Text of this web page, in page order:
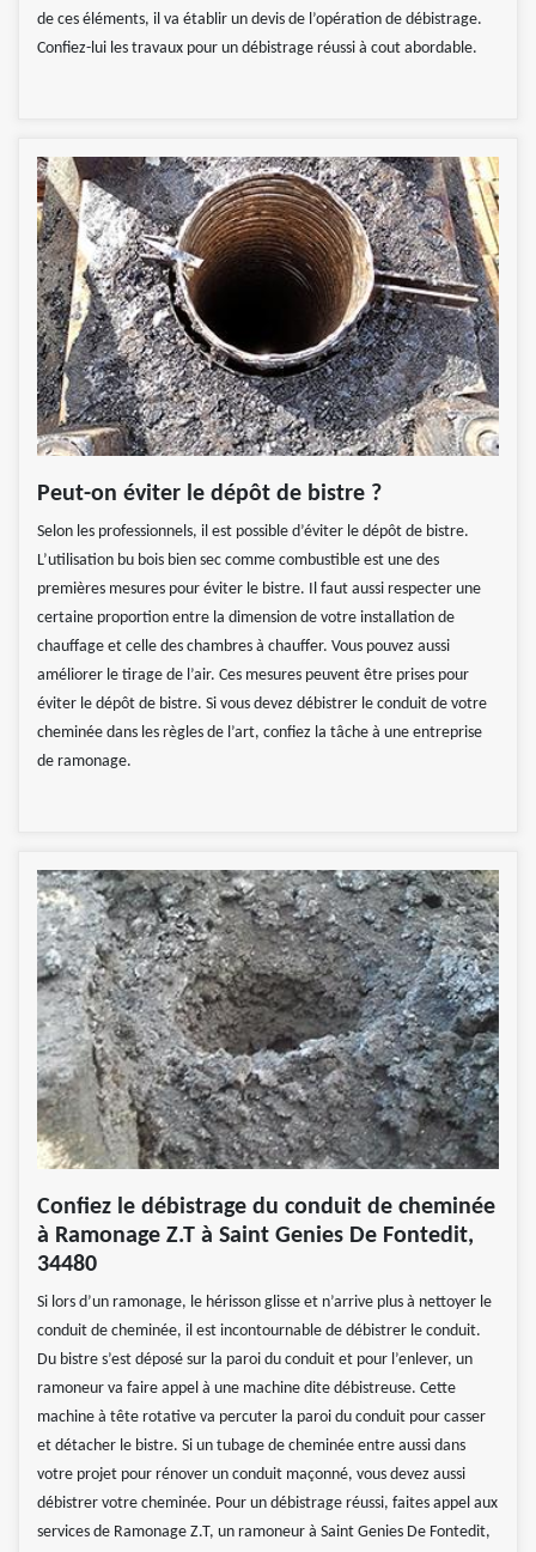
de ces éléments, il va établir un devis de l’opération de débistrage.
Confiez-lui les travaux pour un débistrage réussi à cout abordable.
Peut-on éviter le dépôt de bistre ?
Selon les professionnels, il est possible d’éviter le dépôt de bistre.
L’utilisation bu bois bien sec comme combustible est une des
premières mesures pour éviter le bistre. Il faut aussi respecter une
certaine proportion entre la dimension de votre installation de
chauffage et celle des chambres à chauffer. Vous pouvez aussi
améliorer le tirage de l’air. Ces mesures peuvent être prises pour
éviter le dépôt de bistre. Si vous devez débistrer le conduit de votre
cheminée dans les règles de l’art, confiez la tâche à une entreprise
de ramonage.
Confiez le débistrage du conduit de cheminée
à Ramonage Z.T à Saint Genies De Fontedit,
34480
Si lors d’un ramonage, le hérisson glisse et n’arrive plus à nettoyer le
conduit de cheminée, il est incontournable de débistrer le conduit.
Du bistre s’est déposé sur la paroi du conduit et pour l’enlever, un
ramoneur va faire appel à une machine dite débistreuse. Cette
machine à tête rotative va percuter la paroi du conduit pour casser
et détacher le bistre. Si un tubage de cheminée entre aussi dans
votre projet pour rénover un conduit maçonné, vous devez aussi
débistrer votre cheminée. Pour un débistrage réussi, faites appel aux
services de Ramonage Z.T, un ramoneur à Saint Genies De Fontedit,